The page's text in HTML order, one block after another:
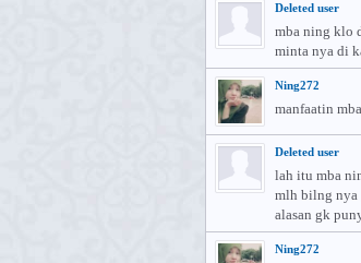
Deleted user
mba ning klo
minta nya di
Ning272
manfaatin
Deleted user
lah itu mba
mlh bilng nya
alasan gk
Ning272